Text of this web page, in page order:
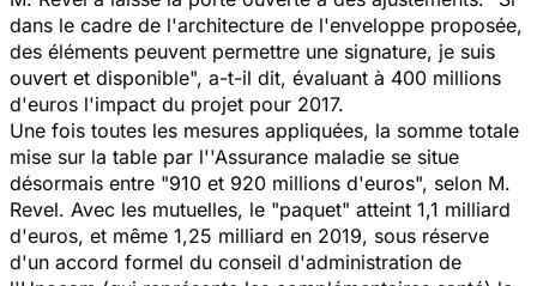
dans le cadre de l'architecture de l'enveloppe proposée,
des éléments peuvent permettre une signature, je suis
ouvert et disponible", a-t-il dit, évaluant à 400 millions
d'euros l'impact du projet pour 2017.
Une fois toutes les mesures appliquées, la somme totale
mise sur la table par l''Assurance maladie se situe
désormais entre "910 et 920 millions d'euros", selon M.
Revel. Avec les mutuelles, le "paquet" atteint 1,1 milliard
d'euros, et même 1,25 milliard en 2019, sous réserve
d'un accord formel du conseil d'administration de